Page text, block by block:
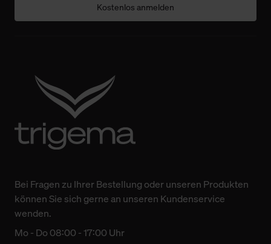
Kostenlos anmelden
Bei Fragen zu Ihrer Bestellung oder unseren Produkten
können Sie sich gerne an unseren Kundenservice
wenden.
Mo - Do 08:00 - 17:00 Uhr